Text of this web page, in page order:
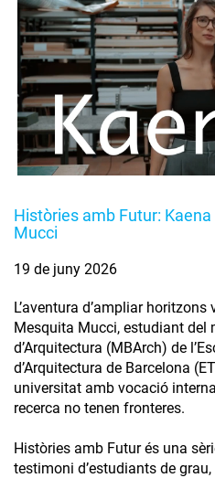
Històries amb Futur:
Mucci
19 de juny 2026
L’aventura d’ampliar
Mesquita Mucci, estudiant del
d’Arquitectura (MBArch) de
d’Arquitectura de Barcelona
universitat amb vocació
recerca no tenen fronteres.
Històries amb Futur és una
testimoni d’estudiants de